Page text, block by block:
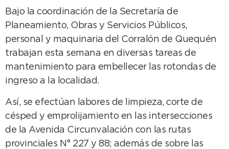
Bajo la coordinación de la Secretaría de
Planeamiento, Obras y Servicios Públicos,
personal y maquinaria del Corralón de Quequén
trabajan esta semana en diversas tareas de
mantenimiento para embellecer las rotondas de
ingreso a la localidad.
Así, se efectúan labores de limpieza, corte de
césped y emprolijamiento en las intersecciones
de la Avenida Circunvalación con las rutas
provinciales N° 227 y 88; además de sobre las